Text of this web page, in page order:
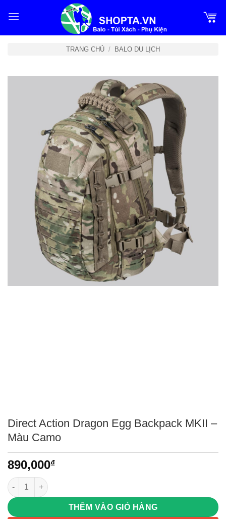
qua
TRANG CHỦ / BALO DU LỊCH
Direct Action Dragon Egg Backpack MKII –
Màu Camo
890,000₫
Direct Action Dragon Egg Backpack MKII – Màu Camo số lượng
THÊM VÀO GIỎ HÀNG